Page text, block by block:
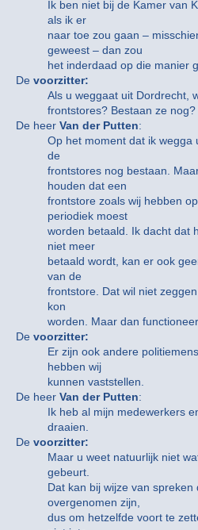
Ik ben niet bij de Kamer van
als ik er
naar toe zou gaan –
geweest – dan zou
het inderdaad op die manier
De voorzitter:
Als u weggaat uit Dordrecht,
frontstores? Bestaan ze nog?
De heer Van der Putten:
Op het moment dat ik wegga
de
frontstores nog bestaan.
houden dat een
frontstore zoals wij hebben
periodiek moest
worden betaald. Ik dacht dat
niet meer
betaald wordt, kan er ook
van de
frontstore. Dat wil niet
kon
worden. Maar dan
De voorzitter:
Er zijn ook andere
hebben wij
kunnen vaststellen.
De heer Van der Putten:
Ik heb al mijn medewerkers
draaien.
De voorzitter:
Maar u weet natuurlijk niet
gebeurt.
Dat kan bij wijze van
overgenomen zijn,
dus om hetzelfde voort te